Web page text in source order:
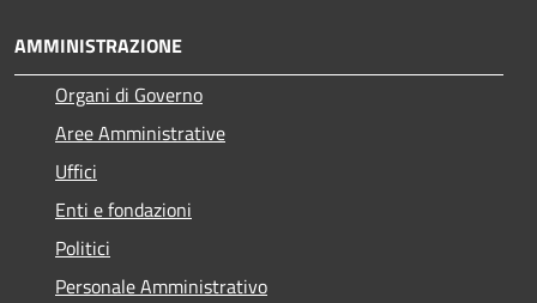
AMMINISTRAZIONE
Organi di Governo
Aree Amministrative
Uffici
Enti e fondazioni
Politici
Personale Amministrativo